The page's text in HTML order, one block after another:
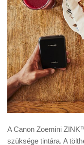
A Canon Zoemini
szüksége tintára. A